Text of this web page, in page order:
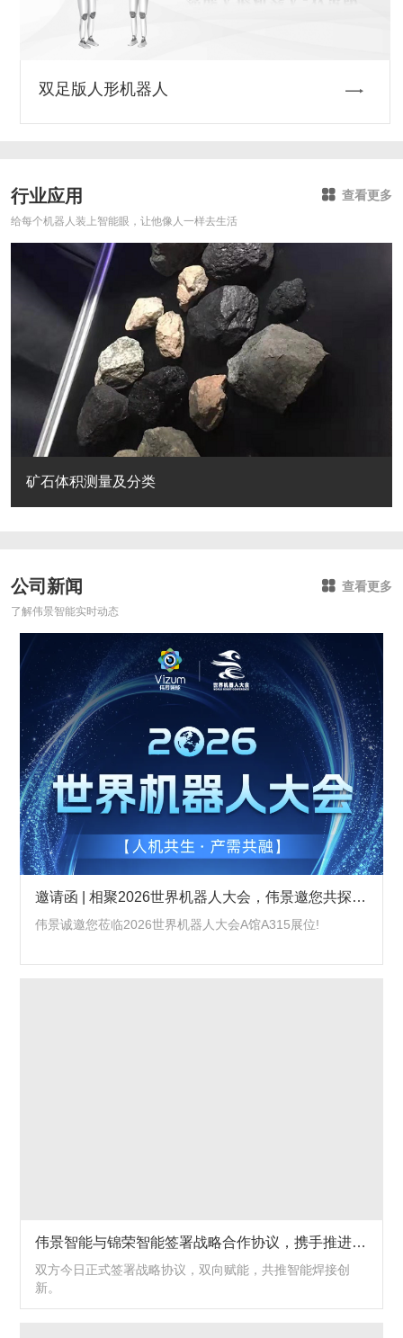
双足版人形机器人
行业应用
给每个机器人装上智能眼，让他像人一样去生活
查看更多
矿石体积测量及分类
公司新闻
了解伟景智能实时动态
查看更多
邀请函 | 相聚2026世界机器人大会，伟景邀您共探具身智能新边界
伟景诚邀您莅临2026世界机器人大会A馆A315展位!
伟景智能与锦荣智能签署战略合作协议，携手推进智能焊接新发展
双方今日正式签署战略协议，双向赋能，共推智能焊接创
新。